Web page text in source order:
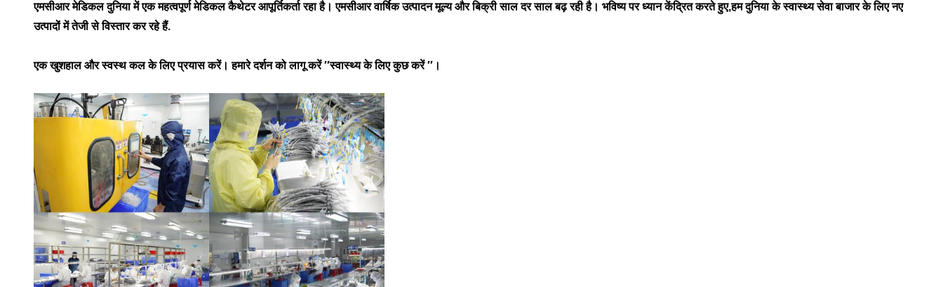
एमसीआर मेडिकल दुनिया में एक महत्वपूर्ण मेडिकल कैथेटर आपूर्तिकर्ता रहा है। एमसीआर वार्षिक उत्पादन मूल्य और बिक्री साल दर साल बढ़ रही है। भविष्य पर ध्यान केंद्रित करते हुए,हम दुनिया के स्वास्थ्य सेवा बाजार के लिए नए
उत्पादों में तेजी से विस्तार कर रहे हैं.
एक खुशहाल और स्वस्थ कल के लिए प्रयास करें। हमारे दर्शन को लागू करें ′′स्वास्थ्य के लिए कुछ करें ′′।